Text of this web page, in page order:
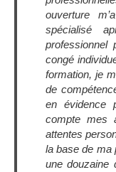
ouverture
spécialisé
professionnel
congé
formation, je
de
en évidence
compte mes
attentes
la base de ma
une douzaine